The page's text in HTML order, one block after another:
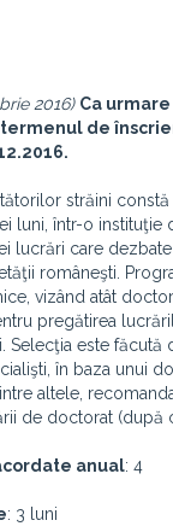
2016) Ca
de
străini
luni, într-o instituţie
lucrări care
româneşti.
vizând atât
pregătirea
Selecţia este făcută
în baza unui
altele,
de doctorat (după
anual: 4
: 3 luni